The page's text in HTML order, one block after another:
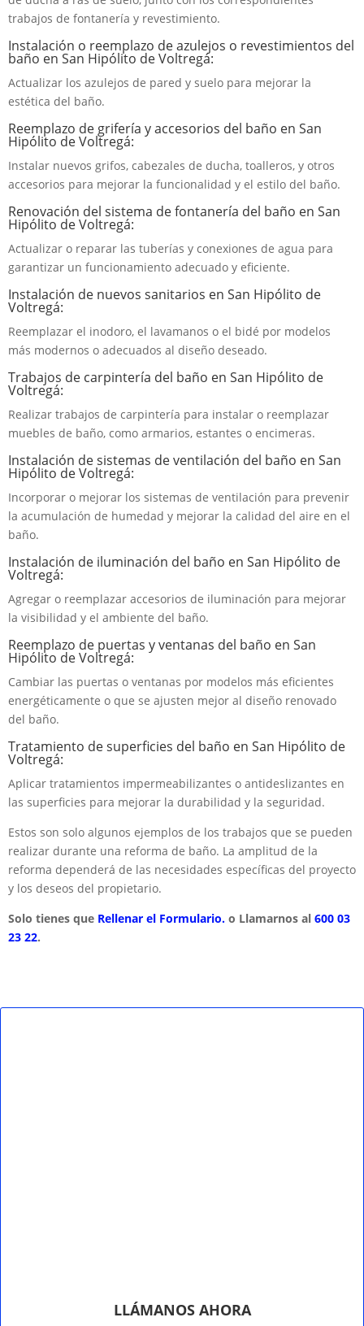
trabajos de fontanería y revestimiento.
Instalación o reemplazo de azulejos o revestimientos del
baño en San Hipólito de Voltregá:
Actualizar los azulejos de pared y suelo para mejorar la
estética del baño.
Reemplazo de grifería y accesorios del baño en San
Hipólito de Voltregá:
Instalar nuevos grifos, cabezales de ducha, toalleros, y otros
accesorios para mejorar la funcionalidad y el estilo del baño.
Renovación del sistema de fontanería del baño en San
Hipólito de Voltregá:
Actualizar o reparar las tuberías y conexiones de agua para
garantizar un funcionamiento adecuado y eficiente.
Instalación de nuevos sanitarios en San Hipólito de
Voltregá:
Reemplazar el inodoro, el lavamanos o el bidé por modelos
más modernos o adecuados al diseño deseado.
Trabajos de carpintería del baño en San Hipólito de
Voltregá:
Realizar trabajos de carpintería para instalar o reemplazar
muebles de baño, como armarios, estantes o encimeras.
Instalación de sistemas de ventilación del baño en San
Hipólito de Voltregá:
Incorporar o mejorar los sistemas de ventilación para prevenir
la acumulación de humedad y mejorar la calidad del aire en el
baño.
Instalación de iluminación del baño en San Hipólito de
Voltregá:
Agregar o reemplazar accesorios de iluminación para mejorar
la visibilidad y el ambiente del baño.
Reemplazo de puertas y ventanas del baño en San
Hipólito de Voltregá:
Cambiar las puertas o ventanas por modelos más eficientes
energéticamente o que se ajusten mejor al diseño renovado
del baño.
Tratamiento de superficies del baño en San Hipólito de
Voltregá:
Aplicar tratamientos impermeabilizantes o antideslizantes en
las superficies para mejorar la durabilidad y la seguridad.
Estos son solo algunos ejemplos de los trabajos que se pueden
realizar durante una reforma de baño. La amplitud de la
reforma dependerá de las necesidades específicas del proyecto
y los deseos del propietario.
Solo tienes que Rellenar el Formulario. o Llamarnos al 600 03
23 22.
LLÁMANOS AHORA